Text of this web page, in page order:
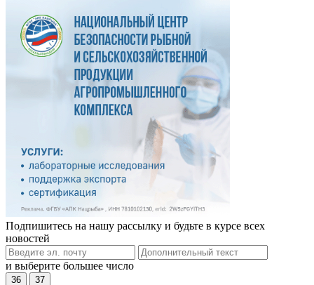
Подпишитесь на нашу рассылку и будьте в курсе всех
новостей
и выберите большее число
36 37